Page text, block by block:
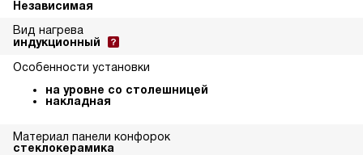
Независимая
Вид нагрева
индукционный
Особенности установки
на уровне со столешницей
накладная
Материал панели конфорок
стеклокерамика